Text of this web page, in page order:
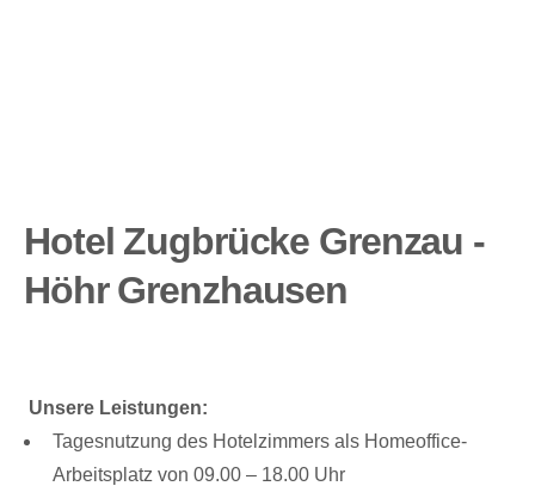
Hotel Zugbrücke Grenzau -
Höhr Grenzhausen
Unsere Leistungen:
Tagesnutzung des Hotelzimmers als Homeoffice-
Arbeitsplatz von 09.00 – 18.00 Uhr